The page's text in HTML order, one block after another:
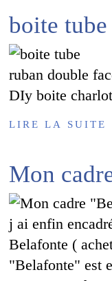
boite tube
ruban double
DIy boite
LIRE LA SUITE
Mon
j ai enfin
Belafonte (
"Belafonte" est